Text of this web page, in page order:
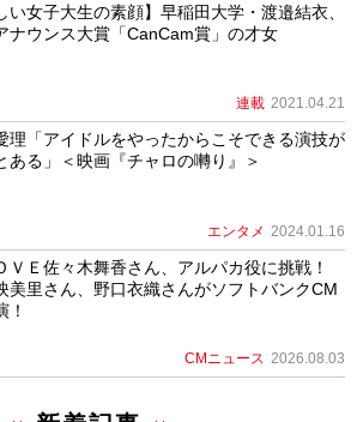
い女子大生の素顔】早稲田大学・渡邉結衣、
ナウンス大賞「CanCam賞」の才女
連載 2021.04.21
理「アイドルをやったからこそできる演技が
ある」＜映画『チャロの囀り』＞
エンタメ 2024.01.16
ＶＥ佐々木舞香さん、アルパカ役に挑戦！
美里さん、野口衣織さんがソフトバンクCM
！
CMニュース 2026.08.03